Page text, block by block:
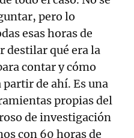
pero lo
esas horas de
destilar qué era la
contar y cómo
de ahí. Es una
propias del
de investigación
con 60 horas de